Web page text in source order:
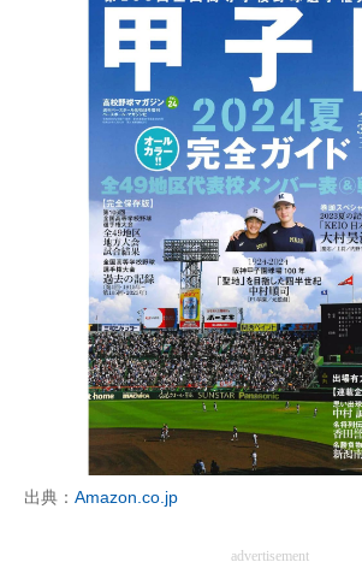
出典： Amazon.co.jp
advertisement